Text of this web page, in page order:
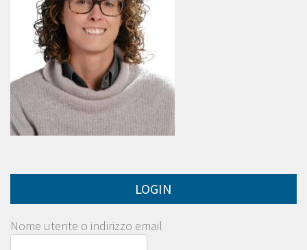
LOGIN
Nome utente o indirizzo email